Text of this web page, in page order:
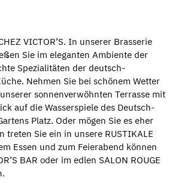
VICTOR’S. In unserer Brasserie
Sie im eleganten Ambiente der
Spezialitäten der deutsch-
Nehmen Sie bei schönem Wetter
sonnenverwöhnten Terrasse mit
auf die Wasserspiele des Deutsch-
Platz. Oder mögen Sie es eher
treten Sie ein in unsere RUSTIKALE
Essen und zum Feierabend können
BAR oder im edlen SALON ROUGE